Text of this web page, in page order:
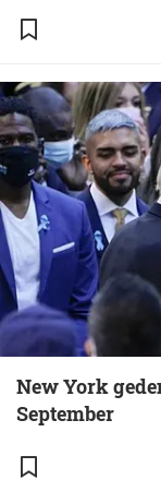
New York
September